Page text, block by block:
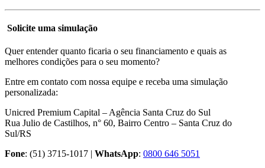
Solicite uma simulação
Quer entender quanto ficaria o seu financiamento e quais as
melhores condições para o seu momento?
Entre em contato com nossa equipe e receba uma simulação
personalizada:
Unicred Premium Capital – Agência Santa Cruz do Sul
Rua Julio de Castilhos, n° 60, Bairro Centro – Santa Cruz do
Sul/RS
Fone: (51) 3715-1017 | WhatsApp: 0800 646 5051